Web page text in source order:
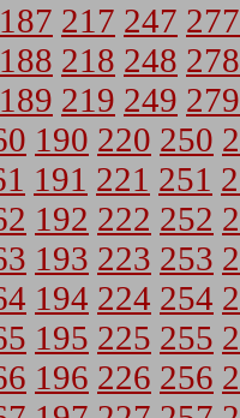
187 217 247 277
188 218 248 278
189 219 249 279
190 220 250
191 221 251
192 222 252
193 223 253
194 224 254
195 225 255
196 226 256